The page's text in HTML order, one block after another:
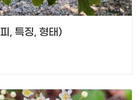
, 특징, 형태)